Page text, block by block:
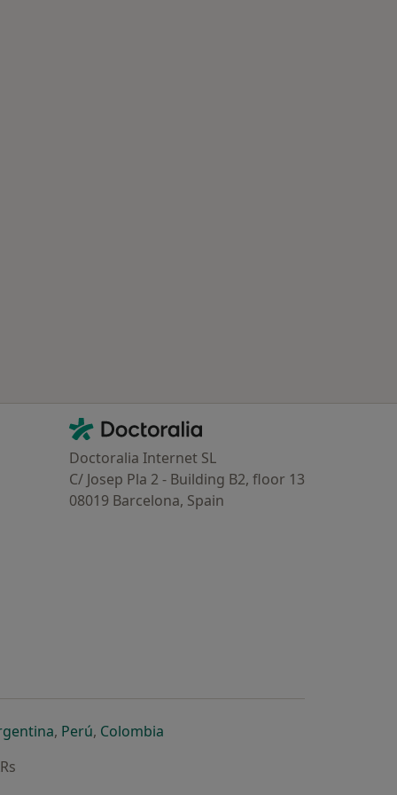
Contacto
Doctoralia - Homepage
Doctoralia Internet SL
C/ Josep Pla 2 - Building B2, floor 13
08019 Barcelona, Spain
separador
num novo separador
abre num novo separador
, Perúabre num novo separador
, Colombiaabre num novo separador